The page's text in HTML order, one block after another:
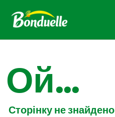
Ой...
Сторінку не знайдено